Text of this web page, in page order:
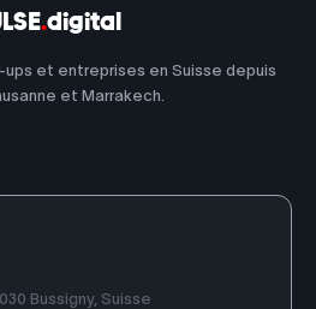
.digital
et entreprises en Suisse depuis
et Marrakech.
Bussigny, Suisse